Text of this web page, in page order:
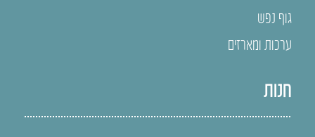
גוף נפש
ערכות ומארזים
חנות